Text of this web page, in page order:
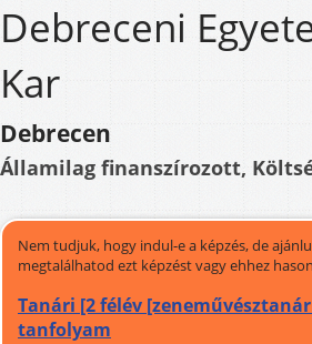
Debreceni
Kar
Debrecen
Államilag finanszírozott,
Nem tudjuk, hogy indul-e a képzés, de
megtalálhatod ezt képzést vagy ehhez
Tanári [2 félév
tanfolyam